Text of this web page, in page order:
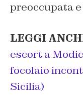
preoccupata
LEGGI
escort a
focolaio
Sicilia)